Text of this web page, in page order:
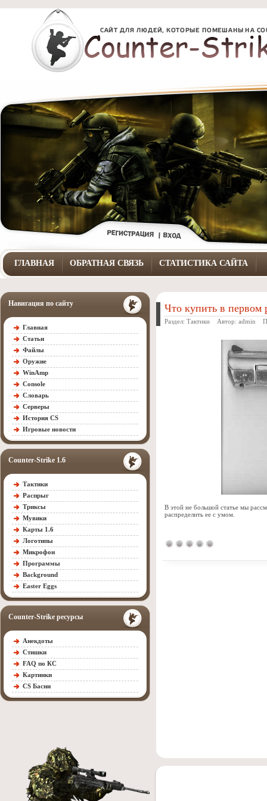
ГЛАВНАЯ ОБРАТНАЯ СВЯЗЬ СТАТИСТИКА САЙТА
Навигация по сайту
Главная
Статьи
Файлы
Оружие
WinAmp
Console
Словарь
Серверы
История CS
Игровые новости
Counter-Strike 1.6
Тактики
Распрыг
Триксы
Мувики
Карты 1.6
Логотипы
Микрофон
Программы
Background
Easter Eggs
Counter-Strike ресурсы
Анекдоты
Стишки
FAQ по КС
Картинки
CS Басни
Что купить в первом
Раздел: Тактики Автор: admin
В этой не большой статье мы
распределить ее с умом.